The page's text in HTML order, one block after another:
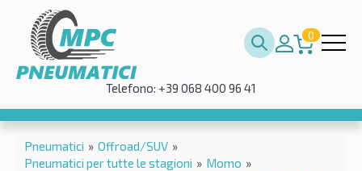
0
Telefono: +39 068 400 96 41
Pneumatici » Offroad/SUV »
Pneumatici per tutte le stagioni » Momo »